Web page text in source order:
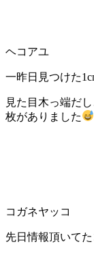
ヘコアユ
一昨日見つけた
見た目木っ端だ
枚がありました
コガネヤッコ
先日情報頂いて